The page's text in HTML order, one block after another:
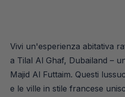
Vivi un'esperienza abitativa
a Tilal Al Ghaf, Dubailand –
Majid Al Futtaim. Questi
e le ville in stile francese